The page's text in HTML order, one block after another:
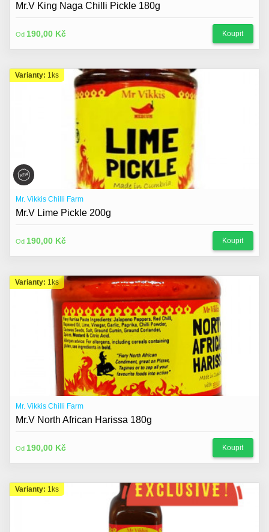
Mr.V King Naga Chilli Pickle 180g
Od 190,00 Kč Koupit
Varianty: 1ks
Mr. Vikkis Chilli Farm
Mr.V Lime Pickle 200g
Od 190,00 Kč Koupit
Varianty: 1ks
Mr. Vikkis Chilli Farm
Mr.V North African Harissa 180g
Od 190,00 Kč Koupit
Varianty: 1ks